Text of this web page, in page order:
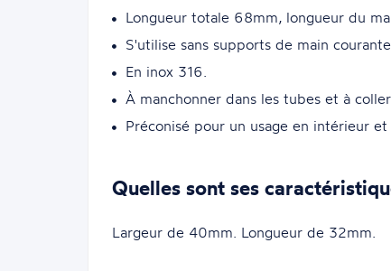
Longueur totale 68mm, longueur du
S'utilise sans supports de main
En inox 316.
À manchonner dans les tubes et à
Préconisé pour un usage en intérieur
Quelles sont ses
Largeur de 40mm. Longueur de 32mm.